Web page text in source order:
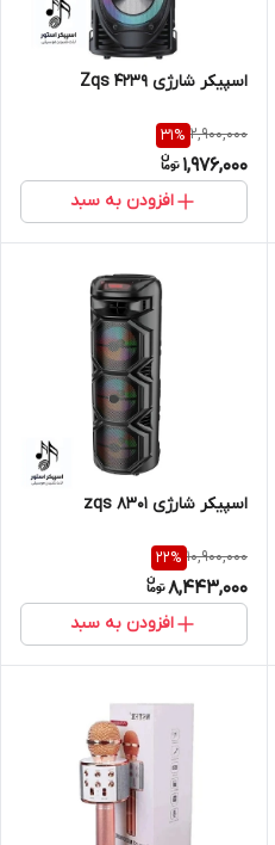
اسپیکر شارژی Zqs 4239
2,900,000
31%
1,976,000
افزودن به سبد
اسپیکر شارژی zqs 8301
10,900,000
22%
8,443,000
افزودن به سبد